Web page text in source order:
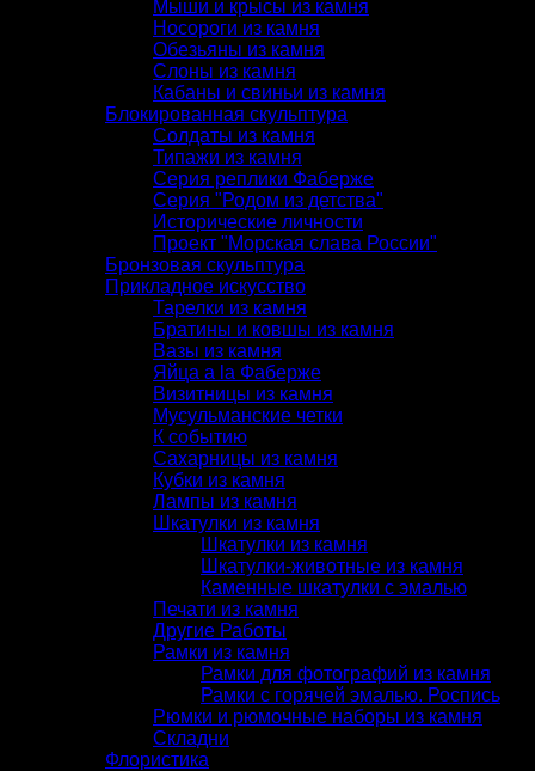
Мыши и крысы из камня
Носороги из камня
Обезьяны из камня
Слоны из камня
Кабаны и свиньи из камня
Блокированная скульптура
Солдаты из камня
Типажи из камня
Серия реплики Фаберже
Серия "Родом из детства"
Исторические личности
Проект "Морская слава России"
Бронзовая скульптура
Прикладное искусство
Тарелки из камня
Братины и ковшы из камня
Вазы из камня
Яйца a la Фаберже
Визитницы из камня
Мусульманские четки
К событию
Сахарницы из камня
Кубки из камня
Лампы из камня
Шкатулки из камня
Шкатулки из камня
Шкатулки-животные из камня
Каменные шкатулки с эмалью
Печати из камня
Другие Работы
Рамки из камня
Рамки для фотографий из камня
Рамки с горячей эмалью. Роспись
Рюмки и рюмочные наборы из камня
Складни
Флористика